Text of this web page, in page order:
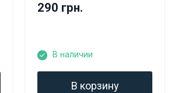
290 грн.
В наличии
В корзину